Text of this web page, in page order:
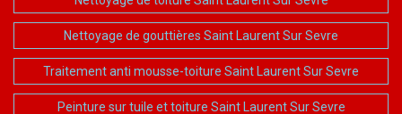
Nettoyage de gouttières Saint Laurent Sur Sevre
Traitement anti mousse-toiture Saint Laurent Sur Sevre
Peinture sur tuile et toiture Saint Laurent Sur Sevre